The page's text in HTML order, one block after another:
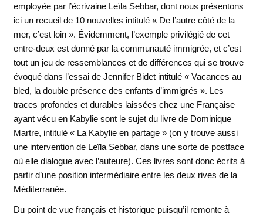
employée par l’écrivaine Leïla Sebbar, dont nous présentons
ici un recueil de 10 nouvelles intitulé « De l’autre côté de la
mer, c’est loin ». Évidemment, l’exemple privilégié de cet
entre-deux est donné par la communauté immigrée, et c’est
tout un jeu de ressemblances et de différences qui se trouve
évoqué dans l’essai de Jennifer Bidet intitulé « Vacances au
bled, la double présence des enfants d’immigrés ». Les
traces profondes et durables laissées chez une Française
ayant vécu en Kabylie sont le sujet du livre de Dominique
Martre, intitulé « La Kabylie en partage » (on y trouve aussi
une intervention de Leïla Sebbar, dans une sorte de postface
où elle dialogue avec l’auteure). Ces livres sont donc écrits à
partir d’une position intermédiaire entre les deux rives de la
Méditerranée.
Du point de vue français et historique puisqu’il remonte à